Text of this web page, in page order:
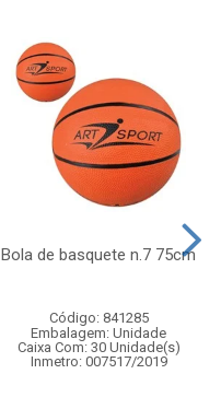
Bola de basquete n.7 75cm
Código: 841285
Embalagem: Unidade
Caixa Com: 30 Unidade(s)
Inmetro: 007517/2019